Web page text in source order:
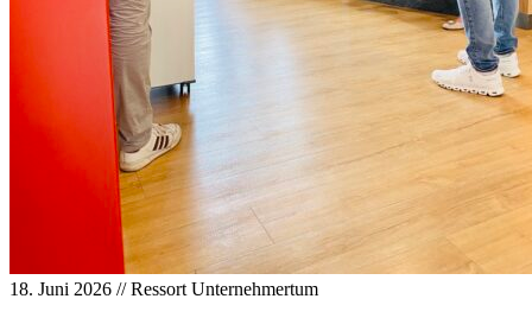
18. Juni 2026 // Ressort Unternehmertum